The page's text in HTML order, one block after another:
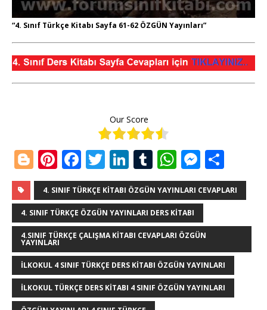
“4. Sınıf Türkçe Kitabı Sayfa 61-62 ÖZGÜN Yayınları”
Our Score
Bl
o
g
g
e
r
Pi
n
te
r
e
st
F
a
c
e
b
o
o
k
T
w
it
te
r
Li
n
k
e
dI
n
T
u
m
bl
r
W
h
at
s
A
p
p
M
e
ss
e
n
g
e
r
h
ar
4. SINIF TÜRKÇE KITABI ÖZGÜN YAYINLARI CEVAPLARI
4. SINIF TÜRKÇE ÖZGÜN YAYINLARI DERS KITABI
4.SINIF TÜRKÇE ÇALIŞMA KITABI CEVAPLARI ÖZGÜN
YAYINLARI
ILKOKUL 4 SINIF TÜRKÇE DERS KITABI ÖZGÜN YAYINLARI
ILKOKUL TÜRKÇE DERS KITABI 4 SINIF ÖZGÜN YAYINLARI